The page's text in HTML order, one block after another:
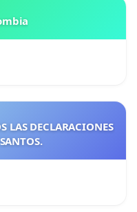
LAS DECLARACIONES